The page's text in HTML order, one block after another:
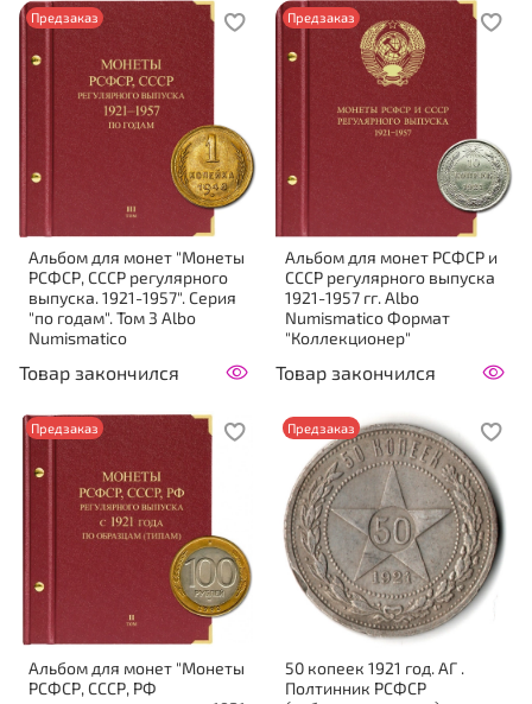
Предзаказ
Альбом для монет "Монеты
РСФСР, СССР регулярного
выпуска. 1921-1957". Серия
"по годам". Том 3 Albo
Numismatico
Товар закончился
Предзаказ
Альбом для монет РСФСР и
СССР регулярного выпуска
1921-1957 гг. Albo
Numismatico Формат
"Коллекционер"
Товар закончился
Предзаказ
Альбом для монет "Монеты
РСФСР, СССР, РФ
Предзаказ
50 копеек 1921 год. АГ .
Полтинник РСФСР